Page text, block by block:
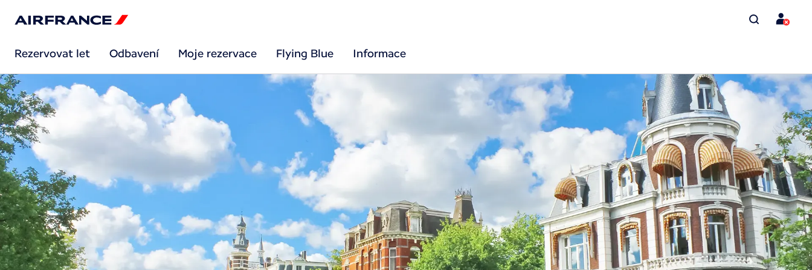
Rezervovat let Odbavení Moje rezervace Flying Blue Informace